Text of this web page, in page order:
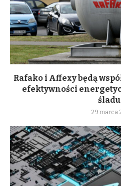
Rafako i Affexy będą
efektywności
29 marca